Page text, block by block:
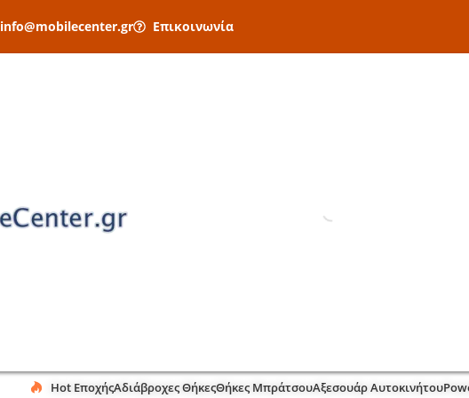
info@mobilecenter.gr Επικοινωνία
Hot ΕποχήςΑδιάβροχες ΘήκεςΘήκες ΜπράτσουΑξεσουάρ Αυτοκινήτου